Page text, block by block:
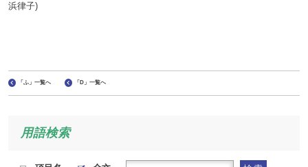
浜律子)
「ふ」一覧へ 「D」一覧へ
用語検索